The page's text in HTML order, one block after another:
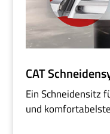
CAT
Ein Schneidensitz
und